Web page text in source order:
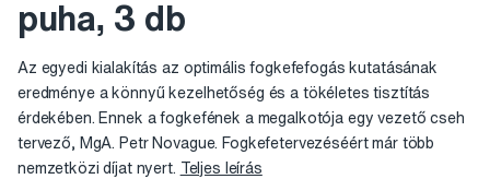
puha, 3 db
Az egyedi kialakítás az optimális fogkefefogás kutatásának
eredménye a könnyű kezelhetőség és a tökéletes tisztítás
érdekében. Ennek a fogkefének a megalkotója egy vezető cseh
tervező, MgA. Petr Novague. Fogkefetervezéséért már több
nemzetközi díjat nyert. Teljes leírás